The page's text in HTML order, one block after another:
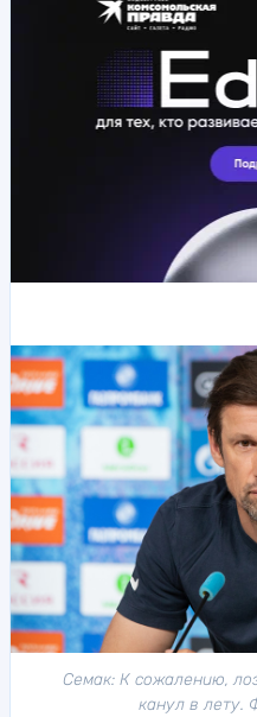
Семак: К сожалению,
канул в лету.